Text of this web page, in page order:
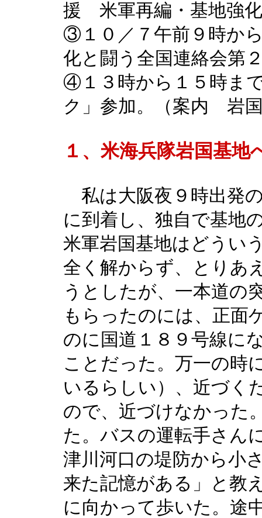
援 米軍再編・基地強
③１０／７午前９時か
化と闘う全国連絡会第
④１３時から１５時ま
ク」参加。（案内 岩
１、米海兵隊岩国基
私は大阪夜９時出発
に到着し、独自で基地
米軍岩国基地はどうい
全く解からず、とりあ
うとしたが、一本道の
もらったのには、正面
のに国道１８９号線に
ことだった。万一の時
いるらしい）、近づく
ので、近づけなかった
た。バスの運転手さん
津川河口の堤防から小
来た記憶がある」と教
に向かって歩いた。途